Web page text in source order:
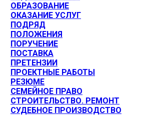
ОБРАЗОВАНИЕ
ОКАЗАНИЕ УСЛУГ
ПОДРЯД
ПОЛОЖЕНИЯ
ПОРУЧЕНИЕ
ПОСТАВКА
ПРЕТЕНЗИИ
ПРОЕКТНЫЕ РАБОТЫ
РЕЗЮМЕ
СЕМЕЙНОЕ ПРАВО
СТРОИТЕЛЬСТВО. РЕМОНТ
СУДЕБНОЕ ПРОИЗВОДСТВО